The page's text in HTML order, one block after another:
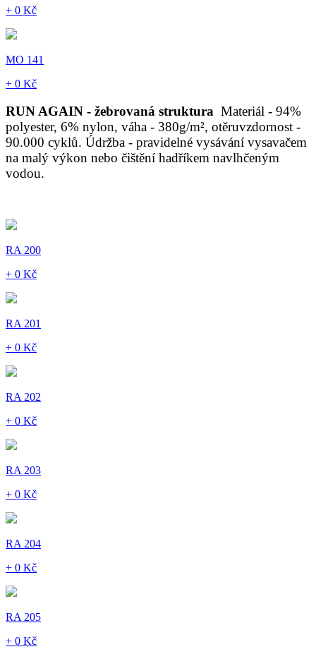
+ 0 Kč
MO 141
+ 0 Kč
RUN AGAIN - žebrovaná struktura Materiál - 94%
polyester, 6% nylon, váha - 380g/m², otěruvzdornost -
90.000 cyklů. Údržba - pravidelné vysávání vysavačem
na malý výkon nebo čištění hadříkem navlhčeným
vodou.
RA 200
+ 0 Kč
RA 201
+ 0 Kč
RA 202
+ 0 Kč
RA 203
+ 0 Kč
RA 204
+ 0 Kč
RA 205
+ 0 Kč